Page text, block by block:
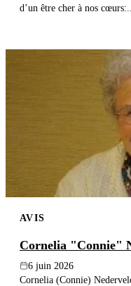
d’un être cher à nos
AVIS
Cornelia "Connie"
6 juin 2026
Cornelia (Connie)